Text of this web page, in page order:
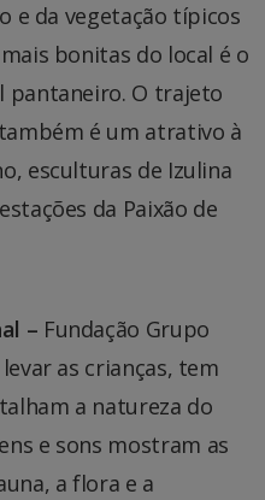
e da vegetação típicos
bonitas do local é o
pantaneiro. O trajeto
é um atrativo à
esculturas de Izulina
da Paixão de
– Fundação Grupo
as crianças, tem
a natureza do
e sons mostram as
a flora e a